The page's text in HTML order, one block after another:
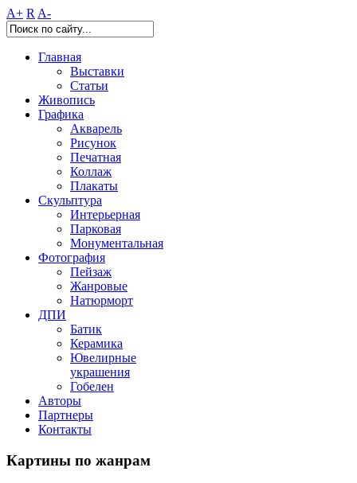
A+ R A-
Главная
Выставки
Статьи
Живопись
Графика
Акварель
Рисунок
Печатная
Коллаж
Плакаты
Скульптура
Интерьерная
Парковая
Монументальная
Фотография
Пейзаж
Жанровые
Натюрморт
ДПИ
Батик
Керамика
Ювелирные
украшения
Гобелен
Авторы
Партнеры
Контакты
Картины по жанрам